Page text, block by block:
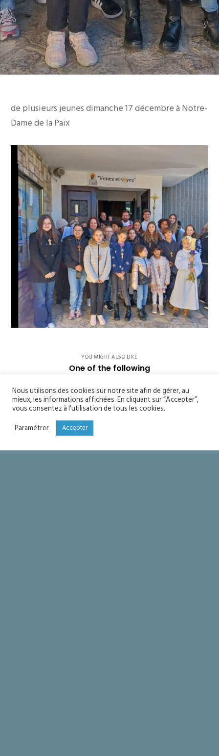
de plusieurs jeunes dimanche 17 décembre à Notre-
Dame de la Paix
YOU MIGHT ALSO LIKE
One of the following
Soyons saints
Nous utilisons des cookies sur notre site afin de gérer, au
mieux, les informations affichées. En cliquant sur “Accepter”,
vous consentez à l'utilisation de tous les cookies.
Paramétrer
Accepter